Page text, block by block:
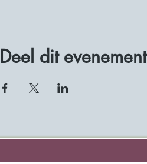
Deel dit evenement